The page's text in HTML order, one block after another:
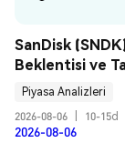
SanDisk
Beklentisi ve
Piyasa Analizleri
2026-08-06
10-15d
2026-08-06